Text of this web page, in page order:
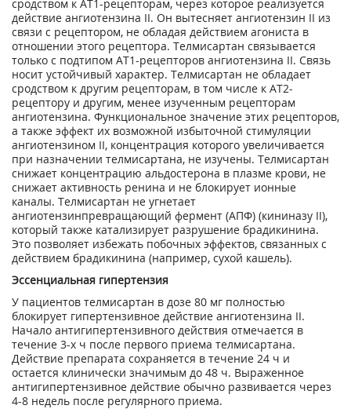
сродством к АТ1 -рецепторам, через которое реализуется
действие ангиотензина II. Он вытесняет ангиотензин II из
связи с рецептором, не обладая действием агониста в
отношении этого рецептора. Телмисартан связывается
только с подтипом AT1-рецепторов ангиотензина II. Связь
носит устойчивый характер. Телмисартан не обладает
сродством к другим рецепторам, в том числе к АТ2-
рецептору и другим, менее изученным рецепторам
ангиотензина. Функциональное значение этих рецепторов,
а также эффект их возможной избыточной стимуляции
ангиотензином II, концентрация которого увеличивается
при назначении телмисартана, не изучены. Телмисартан
снижает концентрацию альдостерона в плазме крови, не
снижает активность ренина и не блокирует ионные
каналы. Телмисартан не угнетает
ангиотензинпревращающий фермент (АПФ) (кининазу II),
который также катализирует разрушение брадикинина.
Это позволяет избежать побочных эффектов, связанных с
действием брадикинина (например, сухой кашель).
Эссенциальная гипертензия
У пациентов телмисартан в дозе 80 мг полностью
блокирует гипертензивное действие ангиотензина II.
Начало антигипертензивного действия отмечается в
течение 3-х ч после первого приема телмисартана.
Действие препарата сохраняется в течение 24 ч и
остается клинически значимым до 48 ч. Выраженное
антигипертензивное действие обычно развивается через
4-8 недель после регулярного приема.